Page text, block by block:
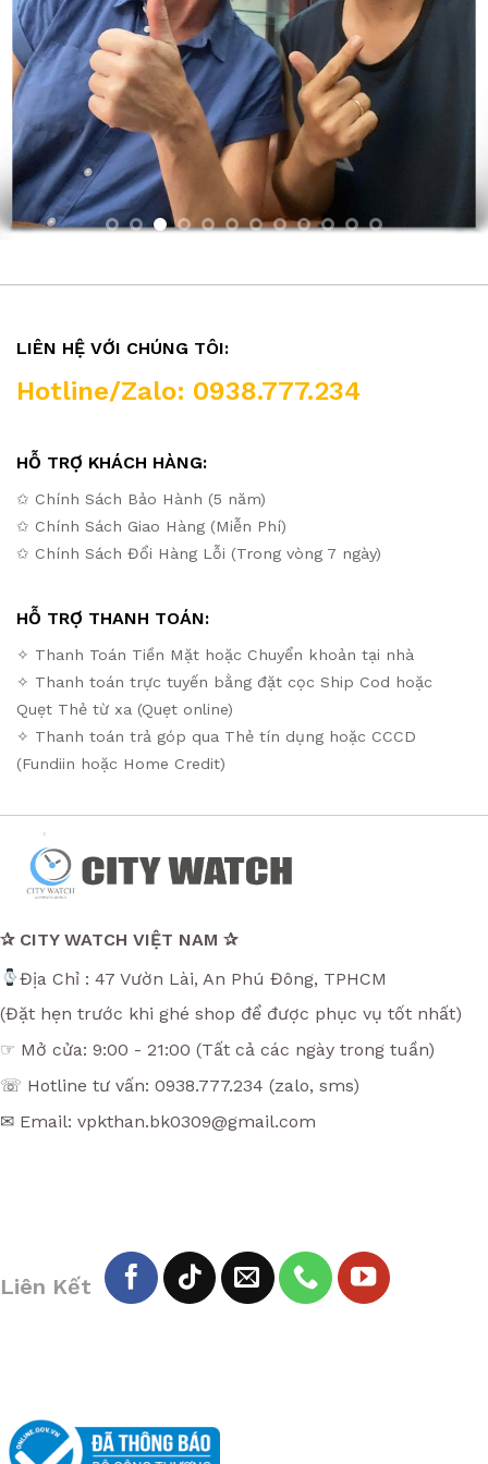
LIÊN HỆ VỚI CHÚNG TÔI:
Hotline/Zalo: 0938.777.234
HỖ TRỢ KHÁCH HÀNG:
✩ Chính Sách Bảo Hành (5 năm)
✩ Chính Sách Giao Hàng (Miễn Phí)
✩ Chính Sách Đổi Hàng Lỗi (Trong vòng 7 ngày)
HỖ TRỢ THANH TOÁN:
✧ Thanh Toán Tiền Mặt hoặc Chuyển khoản tại nhà
✧ Thanh toán trực tuyến bằng đặt cọc Ship Cod hoặc
Quẹt Thẻ từ xa (Quẹt online)
✧ Thanh toán trả góp qua Thẻ tín dụng hoặc CCCD
(Fundiin hoặc Home Credit)
✰ CITY WATCH VIỆT NAM ✰
Địa Chỉ : 47 Vườn Lài, An Phú Đông, TPHCM
(Đặt hẹn trước khi ghé shop để được phục vụ tốt nhất)
☞ Mở cửa: 9:00 - 21:00 (Tất cả các ngày trong tuần)
☏ Hotline tư vấn: 0938.777.234 (zalo, sms)
✉ Email: vpkthan.bk0309@gmail.com
Liên Kết